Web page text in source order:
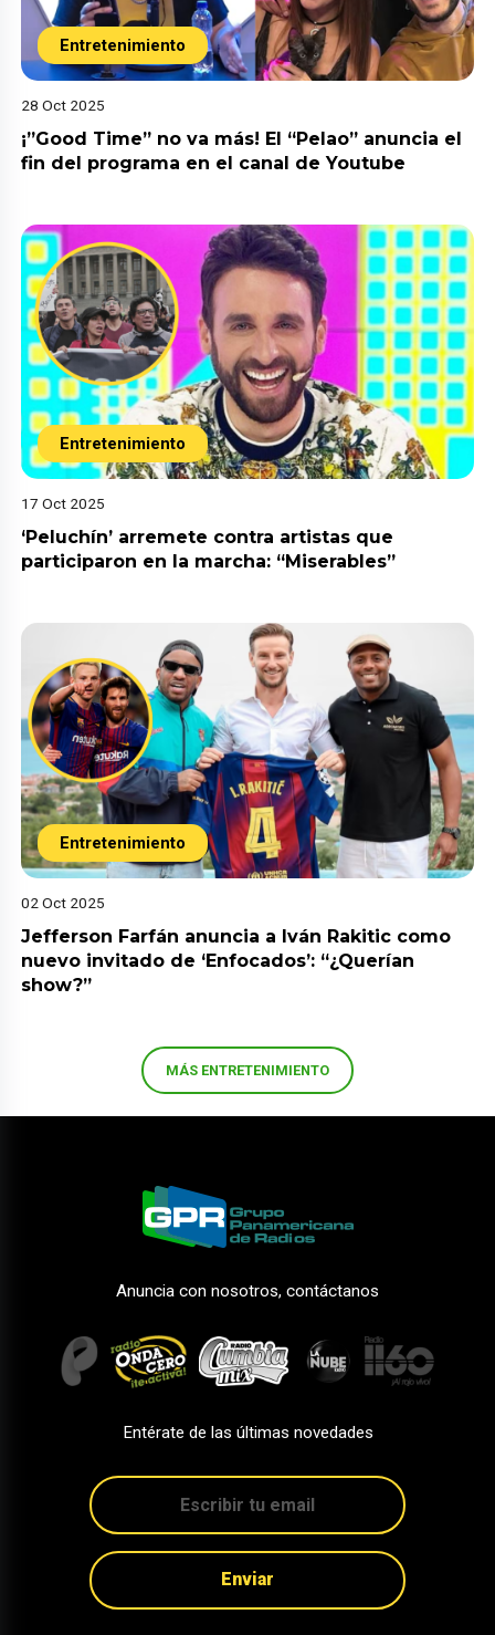
Entretenimiento
28 Oct 2025
¡”Good Time” no va más! El “Pelao” anuncia el
fin del programa en el canal de Youtube
Entretenimiento
17 Oct 2025
‘Peluchín’ arremete contra artistas que
participaron en la marcha: “Miserables”
Entretenimiento
02 Oct 2025
Jefferson Farfán anuncia a Iván Rakitic como
nuevo invitado de ‘Enfocados’: “¿Querían
show?”
MÁS ENTRETENIMIENTO
Anuncia con nosotros, contáctanos
Entérate de las últimas novedades
Enviar